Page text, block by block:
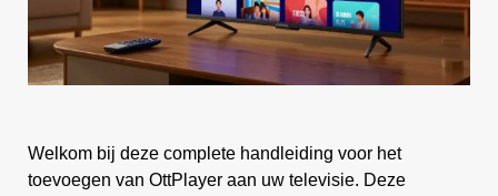
Welkom bij deze complete handleiding voor het
toevoegen van OttPlayer aan uw televisie. Deze